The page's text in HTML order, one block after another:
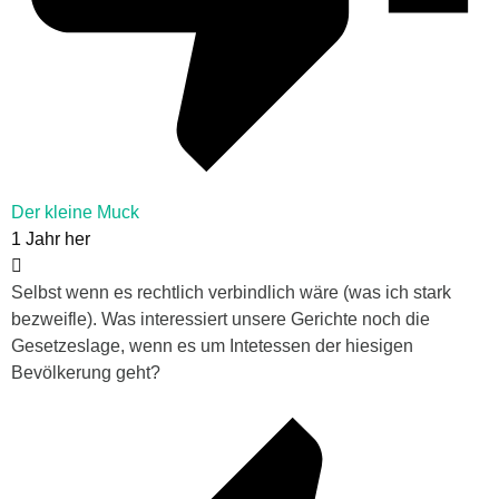
Der kleine Muck
1 Jahr her
Selbst wenn es rechtlich verbindlich wäre (was ich stark
bezweifle). Was interessiert unsere Gerichte noch die
Gesetzeslage, wenn es um Intetessen der hiesigen
Bevölkerung geht?